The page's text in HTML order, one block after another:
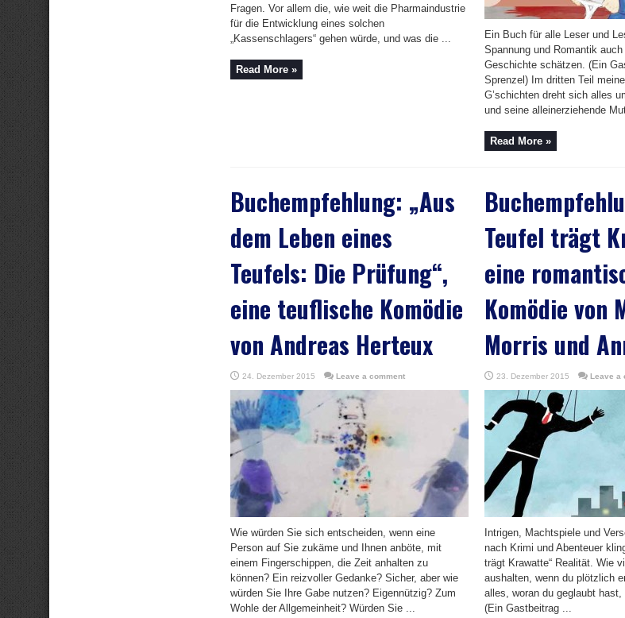
Fragen. Vor allem die, wie weit die Pharmaindustrie
für die Entwicklung eines solchen
„Kassenschlagers“ gehen würde, und was die ...
Read More »
Ein Buch für alle Leser und
Spannung und Romantik
Geschichte schätzen. (Ein
Sprenzel) Im dritten Teil
G’schichten dreht sich alles
und seine alleinerziehende
Read More »
Buchempfehlung: „Aus
dem Leben eines
Teufels: Die Prüfung“,
eine teuflische Komödie
von Andreas Herteux
24. Dezember 2015 Leave a comment
Wie würden Sie sich entscheiden, wenn eine
Person auf Sie zukäme und Ihnen anböte, mit
einem Fingerschippen, die Zeit anhalten zu
können? Ein reizvoller Gedanke? Sicher, aber wie
würden Sie Ihre Gabe nutzen? Eigennützig? Zum
Wohle der Allgemeinheit? Würden Sie ...
Teufel trägt
eine
Komödie von
Morris und
23. Dezember 2015 Leave a
Intrigen, Machtspiele und
nach Krimi und Abenteuer
trägt Krawatte“ Realität. Wie
aushalten, wenn du plötzlich
alles, woran du geglaubt
(Ein Gastbeitrag ...